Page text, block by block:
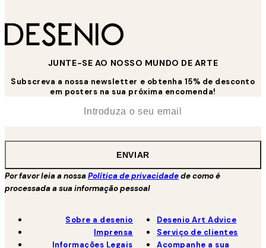
JUNTE-SE AO NOSSO MUNDO DE ARTE
Subscreva a nossa newsletter e obtenha 15% de desconto
em posters na sua próxima encomenda!
ENVIAR
Por favor leia a nossaPolítica de privacidadede como é
processada a sua informação pessoal
Sobre a desenio
Imprensa
Informações Legais
Desenio Art Advice
Serviço de clientes
Acompanhe a sua